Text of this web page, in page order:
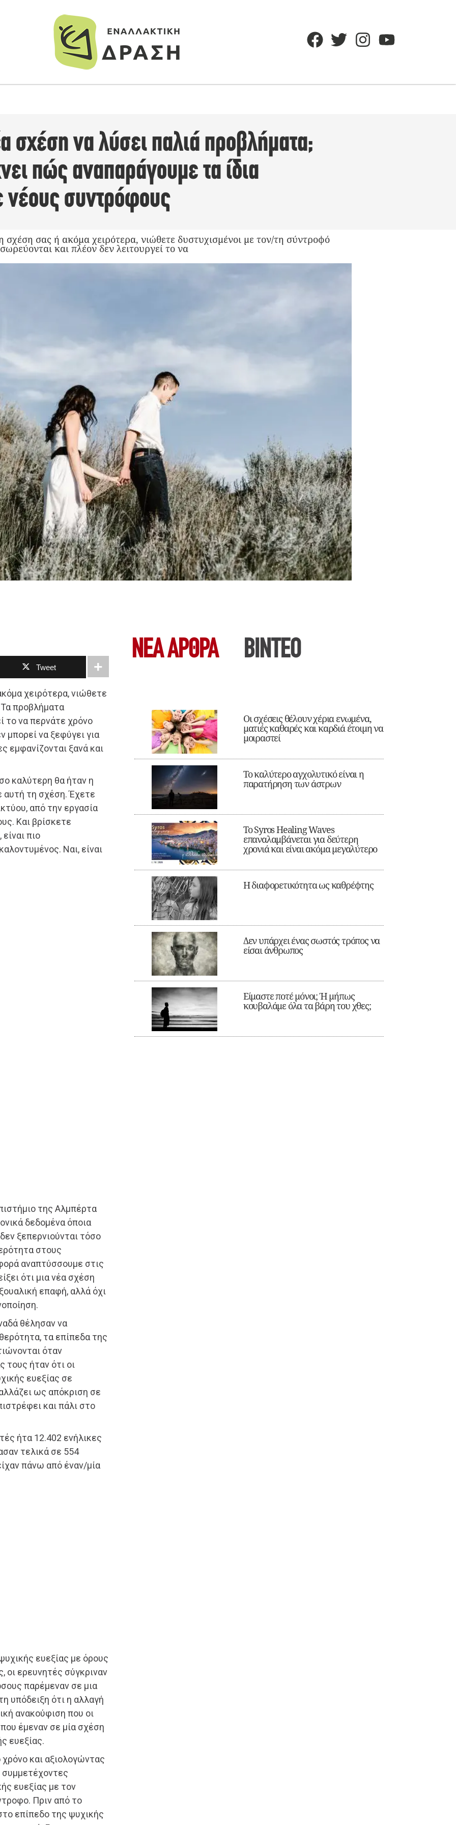
σχέση να λύσει παλιά προβλήματα;
πώς αναπαράγουμε τα ίδια
νέους συντρόφους
σχέση σας ή ακόμα χειρότερα, νιώθετε δυστυχισμένοι με τον/τη σύντροφό
και πλέον δεν λειτουργεί το να
Tweet
χειρότερα, νιώθετε
προβλήματα
το να περνάτε χρόνο
μπορεί να ξεφύγει για
εμφανίζονται ξανά και
καλύτερη θα ήταν η
αυτή τη σχέση. Έχετε
από την εργασία
Και βρίσκετε
πιο
Ναι, είναι
της Αλμπέρτα
δεδομένα όποια
ξεπερνιούνται τόσο
στους
αναπτύσσουμε στις
ότι μια νέα σχέση
επαφή, αλλά όχι
θέλησαν να
τα επίπεδα της
όταν
τους ήταν ότι οι
ευεξίας σε
ως απόκριση σε
και πάλι στο
ήτα 12.402 ενήλικες
τελικά σε 554
πάνω από έναν/μία
ευεξίας με όρους
οι ερευνητές σύγκριναν
παρέμεναν σε μια
υπόδειξη ότι η αλλαγή
ανακούφιση που οι
έμεναν σε μία σχέση
ευεξίας.
και αξιολογώντας
συμμετέχοντες
ευεξίας με τον
Πριν από το
επίπεδο της ψυχικής
ΝΕΑ ΆΡΘΡΑ ΒΙΝΤΕΟ
Οι σχέσεις θέλουν χέρια ενωμένα,
ματιές καθαρές και καρδιά έτοιμη να
μοιραστεί
Το καλύτερο αγχολυτικό είναι η
παρατήρηση των άστρων
Το Syros Healing Waves
επαναλαμβάνεται για δεύτερη
χρονιά και είναι ακόμα μεγαλύτερο
Η διαφορετικότητα ως καθρέφτης
Δεν υπάρχει ένας σωστός τρόπος να
είσαι άνθρωπος
Είμαστε ποτέ μόνοι; Ή μήπως
κουβαλάμε όλα τα βάρη του χθες;